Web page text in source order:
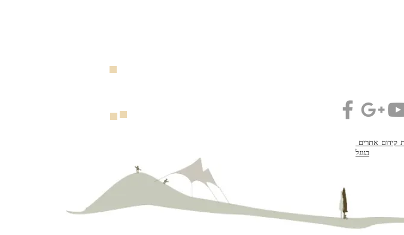
בגוגל
© 2023 by SPLENDIDevents. Proudly created with